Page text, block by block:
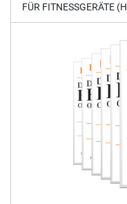
FÜR FITNESSGERÄTE